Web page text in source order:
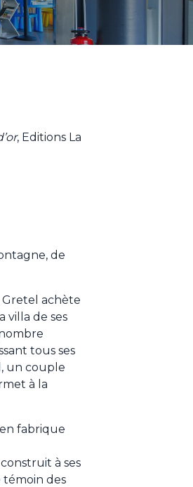
, Editions La
de
Gretel achète
villa de ses
tous ses
un couple
à la
fabrique
à ses
témoin des